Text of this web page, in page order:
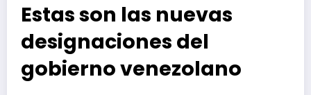
Estas son las nuevas
designaciones del
gobierno venezolano